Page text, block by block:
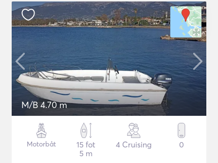
M/B 4.70 m
Motorbåt
15 fot
5 m
4 Cruising 0